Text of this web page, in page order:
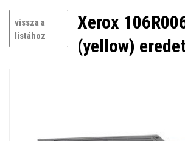
vissza a
listához
Xerox
(yellow)